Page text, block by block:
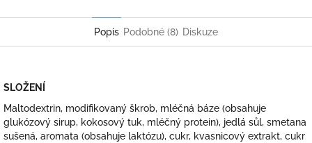
Popis Podobné (8) Diskuze
SLOŽENÍ
Maltodextrin, modifikovaný škrob, mléčná báze (obsahuje
glukózový sirup, kokosový tuk, mléčný protein), jedlá sůl, smetana
sušená, aromata (obsahuje laktózu), cukr, kvasnicový extrakt, cukr